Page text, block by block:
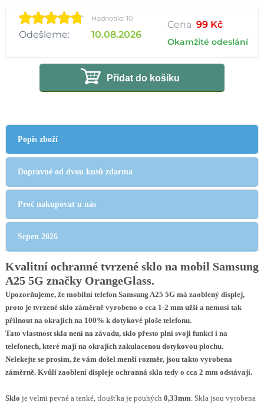
Hodnotilo: 10
Odešleme: 10.08.2026
Cena 99 Kč
Okamžité odeslání
Přidat do košíku
Popis zboží
Dopravné od dvou kusů zdarma
Proč nakupovat u nás
Srpen 2026
Kvalitní ochranné tvrzené sklo na mobil Samsung
A25 5G značky OrangeGlass.
Upozorňujeme, že mobilní telefon Samsung A25 5G má zaoblený displej,
proto je tvrzené sklo záměrně vyrobeno o cca 1-2 mm užší a nemusí tak
přilnout na okrajích na 100% k dotykové ploše telefonu.
Tato vlastnost skla není na závadu, sklo přesto plní svoji funkci i na
telefonech, které mají na okrajích zakulacenou dotykovou plochu.
Nelekejte se prosím, že vám došel menší rozměr, jsou takto vyrobena
záměrně. Kvůli zaoblení displeje ochranná skla tedy o cca 2 mm odstávají.
Sklo je velmi pevné a tenké, tloušťka je pouhých 0,33mm. Skla jsou vyrobena